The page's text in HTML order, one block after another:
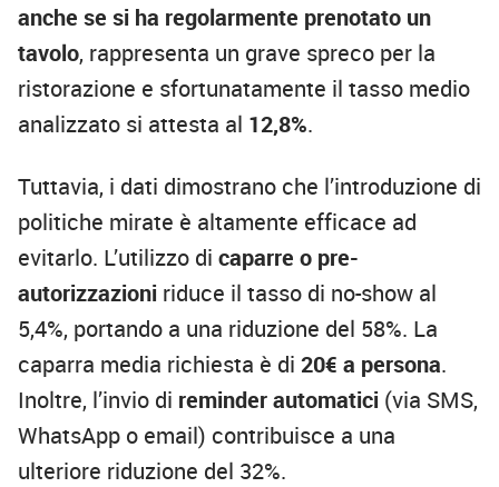
anche se si ha regolarmente prenotato un
tavolo, rappresenta un grave spreco per la
ristorazione e sfortunatamente il tasso medio
analizzato si attesta al 12,8%.
Tuttavia, i dati dimostrano che l’introduzione di
politiche mirate è altamente efficace ad
evitarlo. L’utilizzo di caparre o pre-
autorizzazioni riduce il tasso di no-show al
5,4%, portando a una riduzione del 58%. La
caparra media richiesta è di 20€ a persona.
Inoltre, l’invio di reminder automatici (via SMS,
WhatsApp o email) contribuisce a una
ulteriore riduzione del 32%.